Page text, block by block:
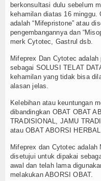
berkonsultasi dulu sebelum
kehamilan diatas 16 minggu.
adalah “Mifepristone” atau
pengembangannya dan
merk Cytotec, Gastrul dsb.
Mifeprex Dan Cytotec
sebagai SOLUSI TELAT
kehamilan yang tidak bisa
alasan jelas.
Kelebihan atau keuntungan
dibandingkan OBAT OBAT
TRADISIONAL, JAMU
atau OBAT ABORSI
Mifeprex dan Cytotec
disetujui untuk dipakai
awal dan telah lama
melakukan ABORSI OBAT.